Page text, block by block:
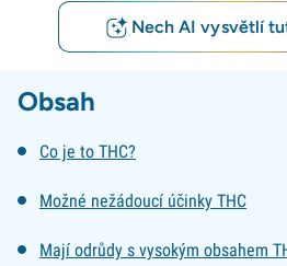
Nech AI vysvětlí
Obsah
Co je to THC?
Možné nežádoucí účinky THC
Mají odrůdy s vysokým obsahem